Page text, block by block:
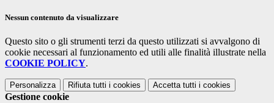
Nessun contenuto da visualizzare
Questo sito o gli strumenti terzi da questo utilizzati si avvalgono di
cookie necessari al funzionamento ed utili alle finalità illustrate nella
COOKIE POLICY.
Personalizza Rifiuta tutti i cookies Accetta tutti i cookies
Gestione cookie